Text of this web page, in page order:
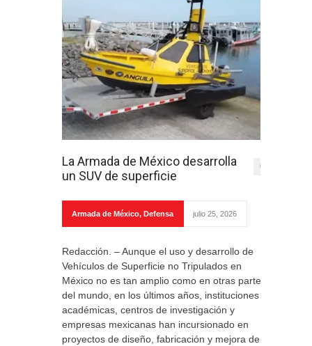
La Armada de México desarrolla
un SUV de superficie
0
Armada de México, Defensa julio 25, 2026
Redacción. – Aunque el uso y desarrollo de
Vehículos de Superficie no Tripulados en
México no es tan amplio como en otras partes
del mundo, en los últimos años, instituciones
académicas, centros de investigación y
empresas mexicanas han incursionado en
proyectos de diseño, fabricación y mejora de